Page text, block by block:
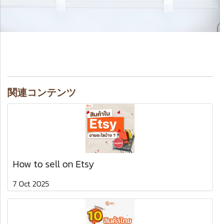
関連コンテンツ
How to sell on Etsy
7 Oct 2025